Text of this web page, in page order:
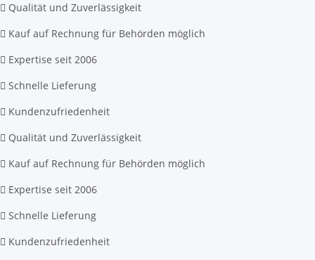
Qualität und Zuverlässigkeit
Kauf auf Rechnung für Behörden möglich
Expertise seit 2006
Schnelle Lieferung
Kundenzufriedenheit
Qualität und Zuverlässigkeit
Kauf auf Rechnung für Behörden möglich
Expertise seit 2006
Schnelle Lieferung
Kundenzufriedenheit